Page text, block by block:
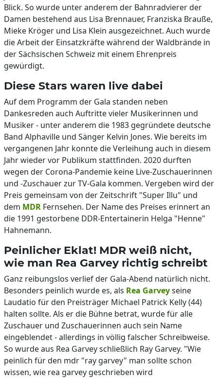
Blick. So wurde unter anderem der Bahnradvierer der
Damen bestehend aus Lisa Brennauer, Franziska Brauße,
Mieke Kröger und Lisa Klein ausgezeichnet. Auch wurde
die Arbeit der Einsatzkräfte während der Waldbrände in
der Sächsischen Schweiz mit einem Ehrenpreis
gewürdigt.
Diese Stars waren live dabei
Auf dem Programm der Gala standen neben
Dankesreden auch Auftritte vieler Musikerinnen und
Musiker - unter anderem die 1983 gegründete deutsche
Band Alphaville und Sänger Kelvin Jones. Wie bereits im
vergangenen Jahr konnte die Verleihung auch in diesem
Jahr wieder vor Publikum stattfinden. 2020 durften
wegen der Corona-Pandemie keine Live-Zuschauerinnen
und -Zuschauer zur TV-Gala kommen. Vergeben wird der
Preis gemeinsam von der Zeitschrift "Super Illu" und
dem MDR Fernsehen. Der Name des Preises erinnert an
die 1991 gestorbene DDR-Entertainerin Helga "Henne"
Hahnemann.
Peinlicher Eklat! MDR weiß nicht,
wie man Rea Garvey richtig schreibt
Ganz reibungslos verlief der Gala-Abend natürlich nicht.
Besonders peinlich wurde es, als Rea Garveyseine
Laudatio für den Preisträger Michael Patrick Kelly (44)
halten sollte. Als er die Bühne betrat, wurde für alle
Zuschauer und Zuschauerinnen auch sein Name
eingeblendet - allerdings in völlig falscher Schreibweise.
So wurde aus Rea Garvey schließlich Ray Garvey. "Wie
peinlich für den mdr "ray garvey" man sollte schon
wissen, wie rea garvey geschrieben wird